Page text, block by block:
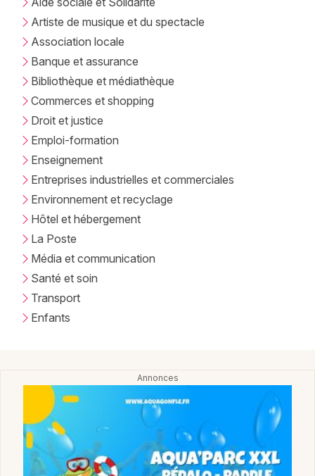
Artiste de musique et du spectacle
Association locale
Banque et assurance
Bibliothèque et médiathèque
Commerces et shopping
Droit et justice
Emploi-formation
Enseignement
Entreprises industrielles et commerciales
Environnement et recyclage
Hôtel et hébergement
La Poste
Média et communication
Santé et soin
Transport
Enfants